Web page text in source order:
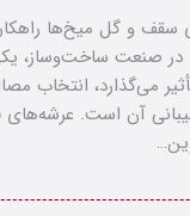
سقف و گل میخ‌ها
صنعت ساخت‌وساز،
می‌گذارد، انتخاب
آن است. عرشه‌های